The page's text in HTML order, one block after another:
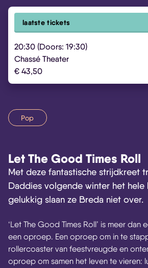
laatste tickets
20:30 (Doors: 19:30)
Chassé Theater
€ 43,50
Pop
Let The Good Times Roll
Met deze fantastische strijdkreet
Daddies volgende winter het hele
gelukkig slaan ze Breda niet over.
‘Let The Good Times Roll’ is meer dan
een oproep. Een oproep om in te
rollercoaster van feestvreugde en
oproep om samen het leven te vieren: